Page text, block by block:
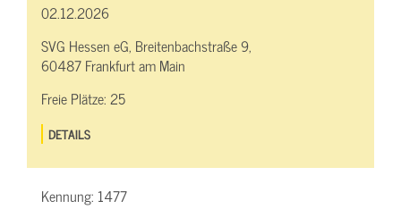
02.12.2026
SVG Hessen eG, Breitenbachstraße 9,
60487 Frankfurt am Main
Freie Plätze:25
DETAILS
Kennung: 1477